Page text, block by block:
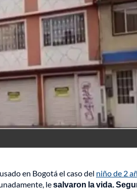
en Bogotá el caso del niño de 2
lesalvaron la vida.